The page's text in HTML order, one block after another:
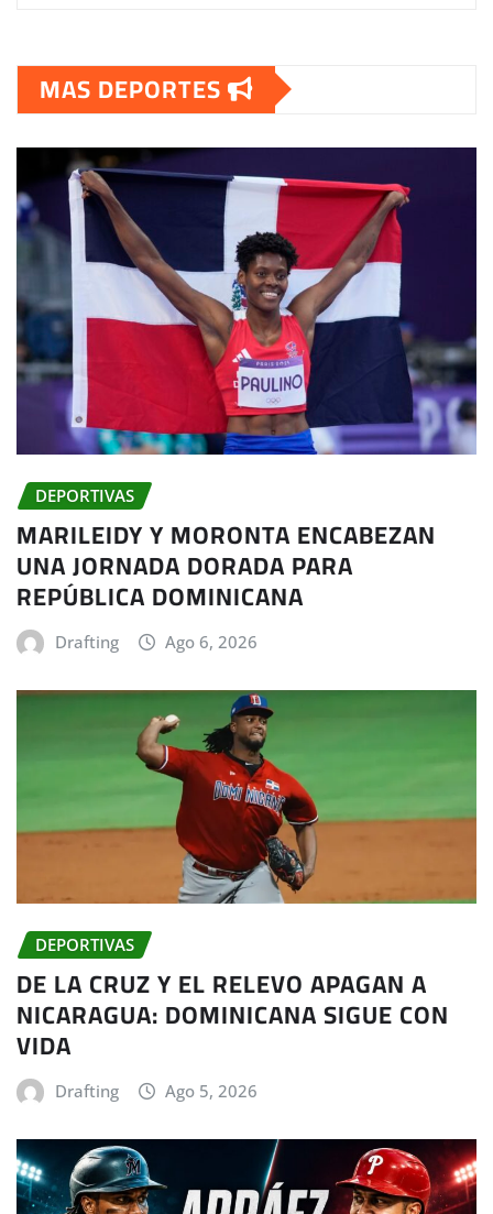
MAS DEPORTES
DEPORTIVAS
MARILEIDY Y MORONTA ENCABEZAN
UNA JORNADA DORADA PARA
REPÚBLICA DOMINICANA
Drafting Ago 6, 2026
DEPORTIVAS
DE LA CRUZ Y EL RELEVO APAGAN A
NICARAGUA: DOMINICANA SIGUE CON
VIDA
Drafting Ago 5, 2026